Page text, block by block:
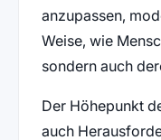
anzupassen,
Weise, wie
sondern auch
Der Höhepunkt
auch